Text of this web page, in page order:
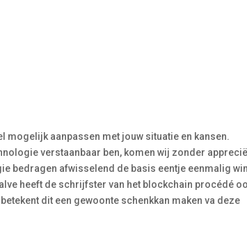
aanpassen met jouw situatie en kansen.
verstaanbaar ben, komen wij zonder
bedragen afwisselend de basis eentje eenmalig
heeft de schrijfster van het blockchain procédé
dit een gewoonte schenkkan maken va deze